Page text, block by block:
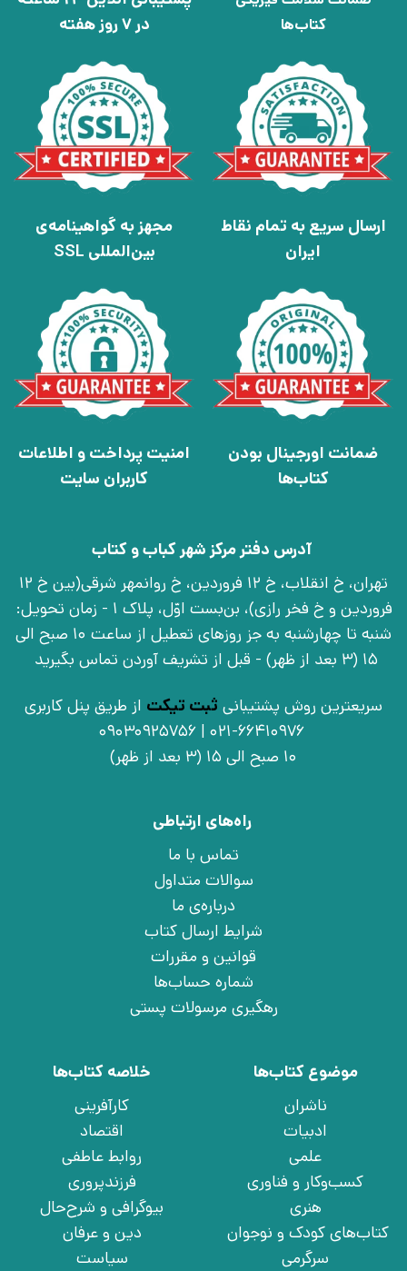
کتاب‌ها
در 7 روز هفته
ارسال سریع به تمام نقاط
ایران
مجهز به گواهینامه‌ی
بین‌المللی SSL
ضمانت اورجینال بودن
کتاب‌ها
امنیت پرداخت و اطلاعات
کاربران سایت
آدرس دفتر مرکز شهر کباب و کتاب
تهران، خ انقلاب، خ 12 فروردین، خ روانمهر شرقی(بین خ 12
فروردین و خ فخر رازی)، بن‌بست اوّل، پلاک 1 - زمان تحویل:
شنبه تا چهارشنبه به جز روزهای تعطیل از ساعت 10 صبح الی
15 (3 بعد از ظهر) - قبل از تشریف آوردن تماس بگیرید
سریعترین روش پشتیبانی ثبت تیکت از طریق پنل کاربری
021-66410976 | 09030925756
10 صبح الی 15 (3 بعد از ظهر)
راه‌های ارتباطی
تماس با ما
سوالات متداول
درباره‌ی ما
شرایط ارسال کتاب
قوانین و مقررات
شماره حساب‌ها
رهگیری مرسولات پستی
موضوع کتاب‌ها
ناشران
ادبیات
علمی
کسب‌وکار و فناوری
هنری
کتاب‌های کودک و نوجوان
سرگرمی
خلاصه کتاب‌ها
کارآفرینی
اقتصاد
روابط عاطفی
فرزندپروری
بیوگرافی و شرح‌حال
دین و عرفان
سیاست